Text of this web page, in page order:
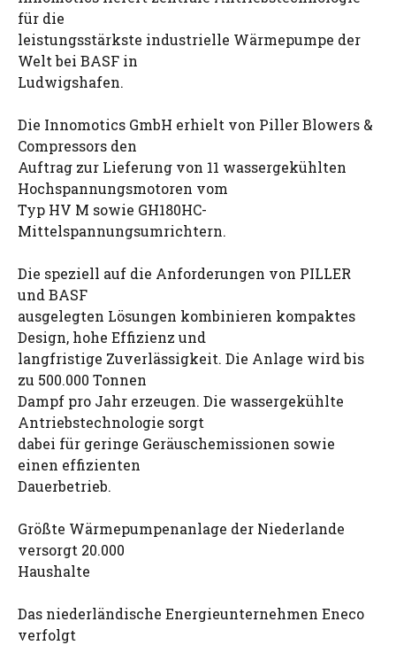
für die
leistungsstärkste industrielle Wärmepumpe der
Welt bei BASF in
Ludwigshafen.
Die Innomotics GmbH erhielt von Piller Blowers &
Compressors den
Auftrag zur Lieferung von 11 wassergekühlten
Hochspannungsmotoren vom
Typ HV M sowie GH180HC-
Mittelspannungsumrichtern.
Die speziell auf die Anforderungen von PILLER
und BASF
ausgelegten Lösungen kombinieren kompaktes
Design, hohe Effizienz und
langfristige Zuverlässigkeit. Die Anlage wird bis
zu 500.000 Tonnen
Dampf pro Jahr erzeugen. Die wassergekühlte
Antriebstechnologie sorgt
dabei für geringe Geräuschemissionen sowie
einen effizienten
Dauerbetrieb.
Größte Wärmepumpenanlage der Niederlande
versorgt 20.000
Haushalte
Das niederländische Energieunternehmen Eneco
verfolgt